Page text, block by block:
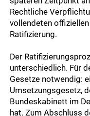
Rechtliche
vollendeten
Ratifizierung.
Der
unterschiedlich. Für
Gesetze notwendig:
Umsetzungsgesetz,
Bundeskabinett im
hat. Zum Abschluss